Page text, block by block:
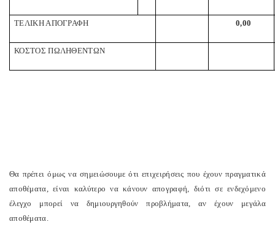
ΤΕΛΙΚΗ ΑΠΟΓΡΑΦΗ 0,00
ΚΟΣΤΟΣ ΠΩΛΗΘΕΝΤΩΝ
Θα πρέπει όμως να σημειώσουμε ότι επιχειρήσεις που έχουν πραγματικά
αποθέματα, είναι καλύτερο να κάνουν απογραφή, διότι σε ενδεχόμενο
έλεγχο μπορεί να δημιουργηθούν προβλήματα, αν έχουν μεγάλα
αποθέματα.